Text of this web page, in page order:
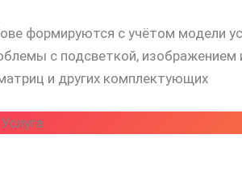
формируются с учётом модели
с подсветкой, изображением
и других комплектующих
Услуга